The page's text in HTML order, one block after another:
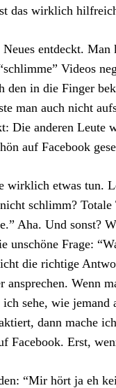
das wirklich
entdeckt.
Videos
den in die Finger
man auch nicht
Die anderen Leute
auf Facebook
wirklich etwas tun.
schlimm?
Aha. Und sonst?
Frage:
die richtige
Wenn
sehe, wie
dann mache
Facebook. Erst,
“Mir hört ja eh